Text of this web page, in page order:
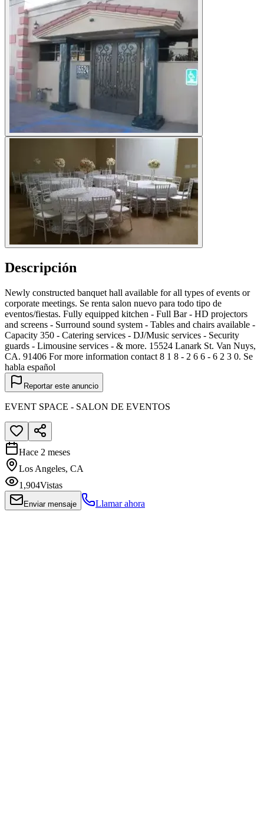
Descripción
Newly constructed banquet hall available for all types of events or
corporate meetings. Se renta salon nuevo para todo tipo de
eventos/fiestas. Fully equipped kitchen - Full Bar - HD projectors
and screens - Surround sound system - Tables and chairs available -
Capacity 350 - Catering services - DJ/Music services - Security
guards - Limousine services - & more. 15524 Lanark St. Van Nuys,
CA. 91406 For more information contact 8 1 8 - 2 6 6 - 6 2 3 0. Se
habla español
Reportar este anuncio
EVENT SPACE - SALON DE EVENTOS
Hace 2 meses
Los Angeles, CA
1,904Vistas
Enviar mensaje Llamar ahora